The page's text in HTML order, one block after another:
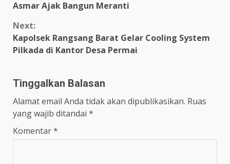
Reading
Asmar Ajak Bangun Meranti
Next:
Kapolsek Rangsang Barat Gelar Cooling System
Pilkada di Kantor Desa Permai
Tinggalkan Balasan
Alamat email Anda tidak akan dipublikasikan. Ruas
yang wajib ditandai *
Komentar*